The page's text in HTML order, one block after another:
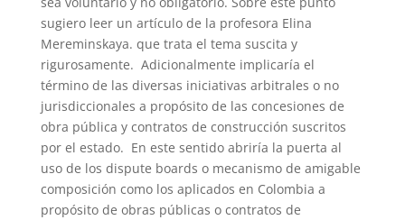
sugiero leer un artículo de la profesora Elina
Mereminskaya. que trata el tema suscita y
rigurosamente. Adicionalmente implicaría el
término de las diversas iniciativas arbitrales o no
jurisdiccionales a propósito de las concesiones de
obra pública y contratos de construcción suscritos
por el estado. En este sentido abriría la puerta al
uso de los dispute boards o mecanismo de amigable
composición como los aplicados en Colombia a
propósito de obras públicas o contratos de